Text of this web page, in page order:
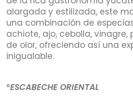
alargada y estilizada, este
una combinación de
achiote, ajo, cebolla,
de olor, ofreciendo así una
inigualable.
°ESCABECHE ORIENTAL